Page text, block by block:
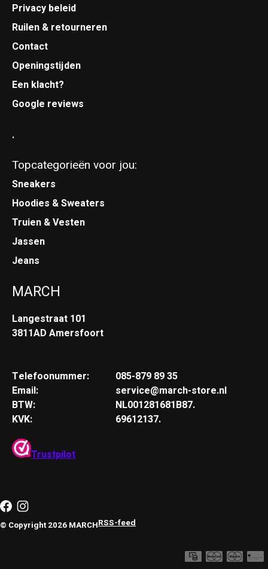
Privacy beleid
Ruilen & retourneren
Contact
Openingstijden
Een klacht?
Google reviews
.
Topcategorieën voor jou:
Sneakers
Hoodies & Sweaters
Truien & Vesten
Jassen
Jeans
MARCH
Langestraat 101
3811AD Amersfoort
Telefoonummer:
Email:
BTW:
KVK:
085-879 89 35
service@march-store.nl
NL001281681B87.
69612137.
Trustpilot
© Copyright 2026 MARCHRSS-feed